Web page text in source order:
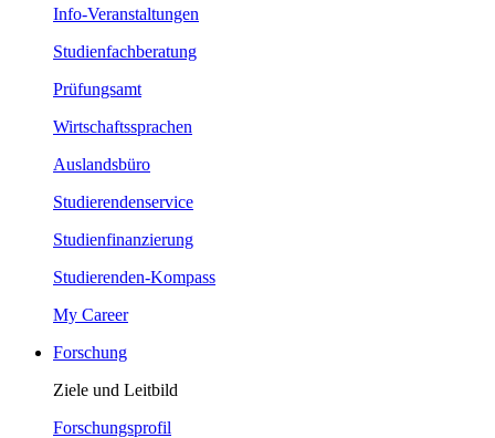
Info-Veranstaltungen
Studienfachberatung
Prüfungsamt
Wirtschaftssprachen
Auslandsbüro
Studierendenservice
Studienfinanzierung
Studierenden-Kompass
My Career
Forschung
Ziele und Leitbild
Forschungsprofil